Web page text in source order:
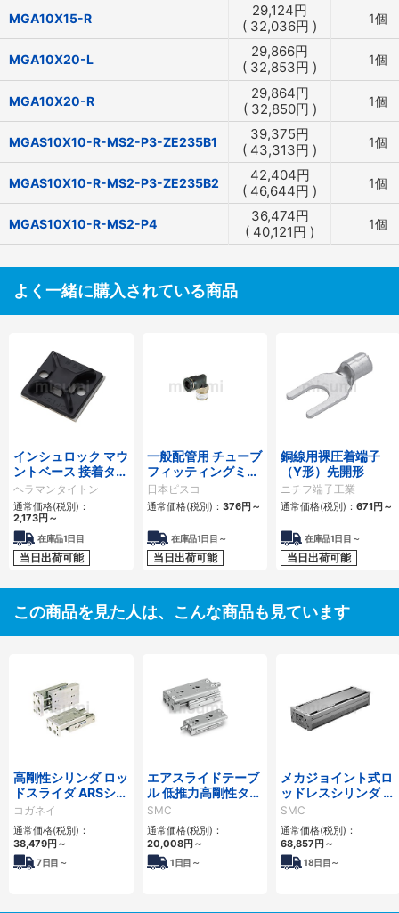
MGA10X15-R 29,124円
( 32,036円 ) 1個
MGA10X20-L 29,866円
( 32,853円 ) 1個
MGA10X20-R 29,864円
( 32,850円 ) 1個
MGAS10X10-R-MS2-P3-ZE235B1 39,375円
( 43,313円 ) 1個
MGAS10X10-R-MS2-P3-ZE235B2 42,404円
( 46,644円 ) 1個
MGAS10X10-R-MS2-P4 36,474円
( 40,121円 ) 1個
よく一緒に購入されている商品
インシュロック マウ
ントベース 接着タイ
プ
ヘラマンタイトン
通常価格(税別)：
2,173円～
在庫品1日目
当日出荷可能
一般配管用 チューブ
フィッティングミニ
タイプ エルボ
日本ピスコ
通常価格(税別)： 376円～
在庫品1日目～
当日出荷可能
銅線用裸圧着端子
（Y形）先開形
ニチフ端子工業
通常価格(税別)： 671円～
在庫品1日目～
当日出荷可能
この商品を見た人は、こんな商品も見ています
高剛性シリンダ ロッ
ドスライダ ARSシリ
ーズ
コガネイ
通常価格(税別)：
38,479円～
7日目～
エアスライドテーブ
ル 低推力高剛性タイ
プ/MXQ□Bシリー
ズ
SMC
通常価格(税別)：
20,008円～
1日目～
メカジョイント式ロ
ッドレスシリンダ 高
剛性・リニアガイド
形 MY1HTシリーズ
SMC
通常価格(税別)：
68,857円～
18日目～